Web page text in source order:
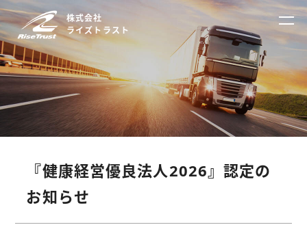
株式会社
ライズトラスト
『健康経営優良法人2026』認定の
お知らせ